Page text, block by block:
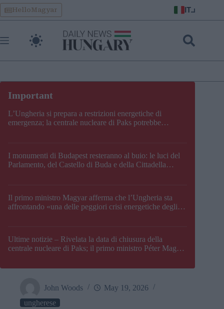
Skip
to
content
HelloMagyar IT
L’Ungheria si prepara a restrizioni energetiche di
emergenza; la centrale nucleare di Paks potrebbe
I monumenti di Budapest resteranno al buio: le luci del
Parlamento, del Castello di Buda e della Cittadella
Il primo ministro Magyar afferma che l’Ungheria sta
affrontando «una delle peggiori crisi energetiche degli
Ultime notizie – Rivelata la data di chiusura della
centrale nucleare di Paks; il primo ministro Péter Magyar
John Woods
May 19, 2026
ungherese